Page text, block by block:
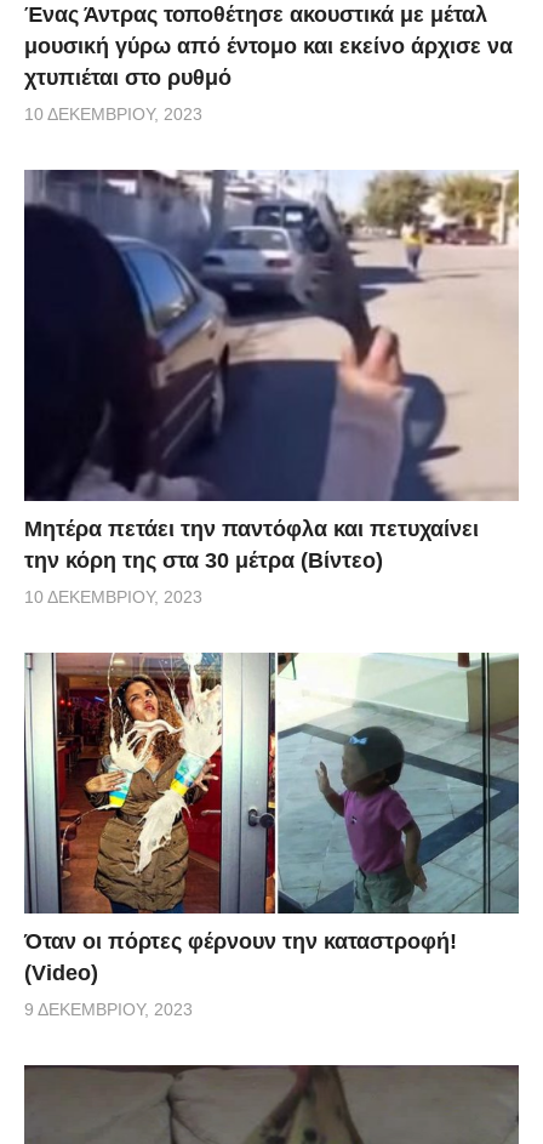
Ένας Άντρας τοποθέτησε ακουστικά με μέταλ
μουσική γύρω από έντομο και εκείνο άρχισε να
χτυπιέται στο ρυθμό
10 ΔΕΚΕΜΒΡΊΟΥ, 2023
Μητέρα πετάει την παντόφλα και πετυχαίνει
την κόρη της στα 30 μέτρα (Βίντεο)
10 ΔΕΚΕΜΒΡΊΟΥ, 2023
Όταν οι πόρτες φέρνουν την καταστροφή!
(Video)
9 ΔΕΚΕΜΒΡΊΟΥ, 2023